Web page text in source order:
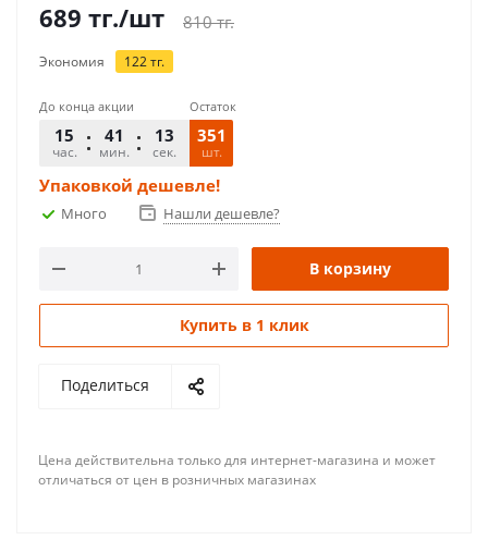
689 тг./шт 810тг.
Экономия 122тг.
До конца акции
15
час.
41
мин.
13
сек.
Остаток
351
шт.
Упаковкой дешевле!
Много Нашли дешевле?
В корзину
Купить в 1 клик
Поделиться
Цена действительна только для интернет-магазина и может
отличаться от цен в розничных магазинах